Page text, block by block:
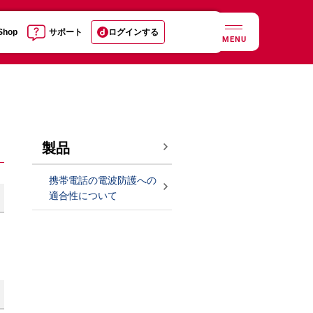
サポート ログインする
MENU
製品
携帯電話の電波防護への
適合性について